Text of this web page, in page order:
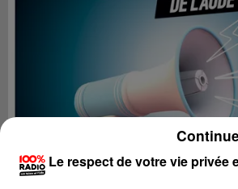
Le respect de votre vie privée